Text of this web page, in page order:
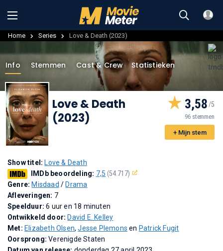
Home Series Love & Death (2023)
Info Stemmen Cast & Crew Statistieken
Love & Death
(2023)
3,58
96 stemmen
+ Mijn stem
Show titel: Love & Death
IMDb beoordeling: 7,5 (54.717)
Genre: Misdaad / Drama
Afleveringen: 7
Speelduur:6 uur en 18 minuten
Ontwikkeld door: David E. Kelley
Met: Elizabeth Olsen,Jesse Plemons en Patrick Fugit
Oorsprong:Verenigde Staten